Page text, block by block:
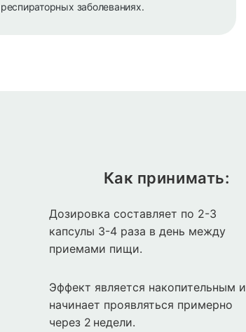
заболеваниях.
Как принимать:
Дозировка составляет по 2-3
капсулы 3-4 раза в день между
приемами пищи.
Эффект является накопительным и
начинает проявляться примерно
через 2 недели.